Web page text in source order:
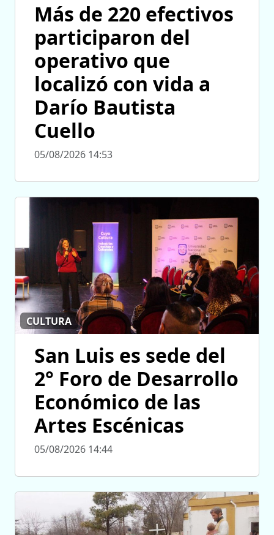
Más de 220 efectivos
participaron del
operativo que
localizó con vida a
Darío Bautista
Cuello
05/08/2026 14:53
CULTURA
San Luis es sede del
2° Foro de Desarrollo
Económico de las
Artes Escénicas
05/08/2026 14:44